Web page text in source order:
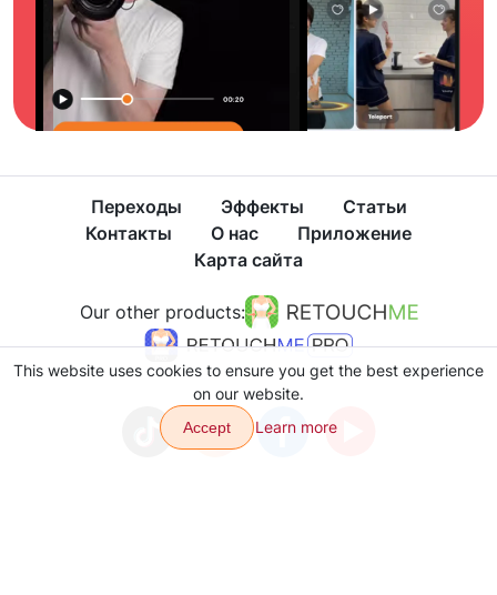
Переходы Эффекты
Статьи
Контакты
О нас
Приложение
Карта сайта
Our other products:
This website uses cookies to ensure you get the best experience
on our website.
Accept Learn more